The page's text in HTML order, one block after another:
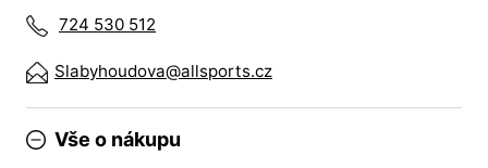
724 530 512
Slabyhoudova@allsports.cz
Vše o nákupu